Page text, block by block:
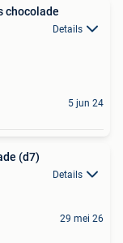
chocolade
Details
5 jun 24
(d7)
Details
29 mei 26